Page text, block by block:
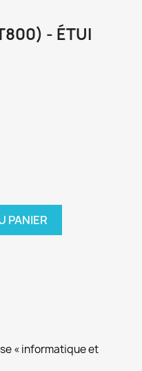
- ÉTUI
PANIER
« informatique et